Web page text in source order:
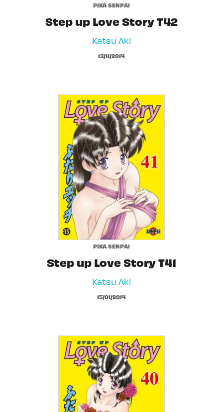
PIKA SENPAI
Step up Love Story T42
Katsu Aki
13/11/2014
PIKA SENPAI
Step up Love Story T41
Katsu Aki
15/01/2014